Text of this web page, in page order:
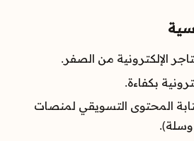
الإلكترونية من الصفر.
بكفاءة.
المحتوى التسويقي لمنصات
وسلة).